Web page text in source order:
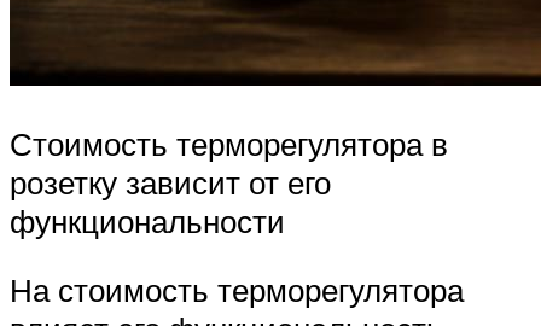
Стоимость терморегулятора в
розетку зависит от его
функциональности
На стоимость терморегулятора